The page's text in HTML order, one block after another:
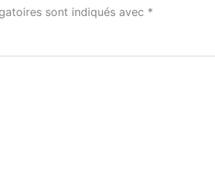
sont indiqués avec *